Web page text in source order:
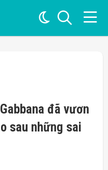
đã vươn
sau những sai